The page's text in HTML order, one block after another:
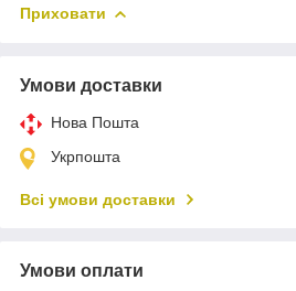
Приховати
Умови доставки
Нова Пошта
Укрпошта
Всі умови доставки
Умови оплати